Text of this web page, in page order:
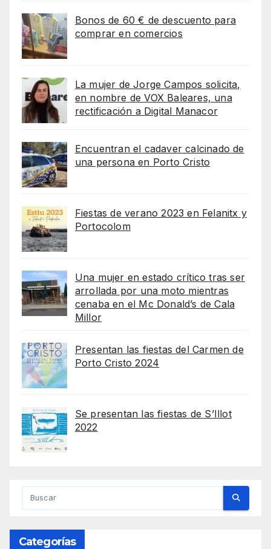
Bonos de 60 € de descuento para
comprar en comercios
La mujer de Jorge Campos solicita,
en nombre de VOX Baleares, una
rectificación a Digital Manacor
Encuentran el cadaver calcinado de
una persona en Porto Cristo
Fiestas de verano 2023 en Felanitx y
Portocolom
Una mujer en estado crítico tras ser
arrollada por una moto mientras
cenaba en el Mc Donald’s de Cala
Millor
Presentan las fiestas del Carmen de
Porto Cristo 2024
Se presentan las fiestas de S’Illot
2022
Categorías